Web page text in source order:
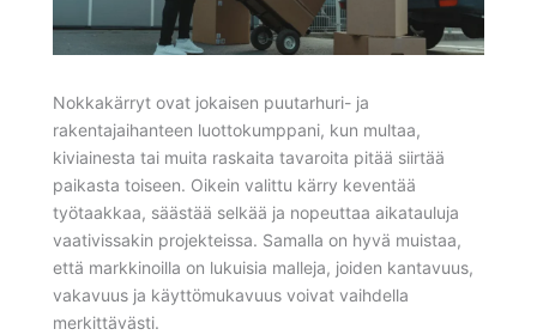
Nokkakärryt ovat jokaisen puutarhuri- ja
rakentajaihanteen luottokumppani, kun multaa,
kiviainesta tai muita raskaita tavaroita pitää siirtää
paikasta toiseen. Oikein valittu kärry keventää
työtaakkaa, säästää selkää ja nopeuttaa aikatauluja
vaativissakin projekteissa. Samalla on hyvä muistaa,
että markkinoilla on lukuisia malleja, joiden kantavuus,
vakavuus ja käyttömukavuus voivat vaihdella
merkittävästi.